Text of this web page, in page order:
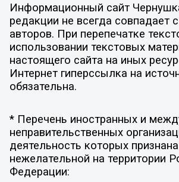
Информационный сайт
редакции не всегда совпадает
авторов. При перепечатке
использовании текстовых
настоящего сайта на иных
Интернет гиперссылка на
обязательна.
* Перечень иностранных и
неправительственных
деятельность которых признана
нежелательной на территории
Федерации: